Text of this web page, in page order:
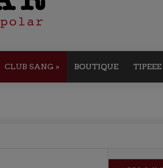
CLUB SANG » BOUTIQUE TIPEEE